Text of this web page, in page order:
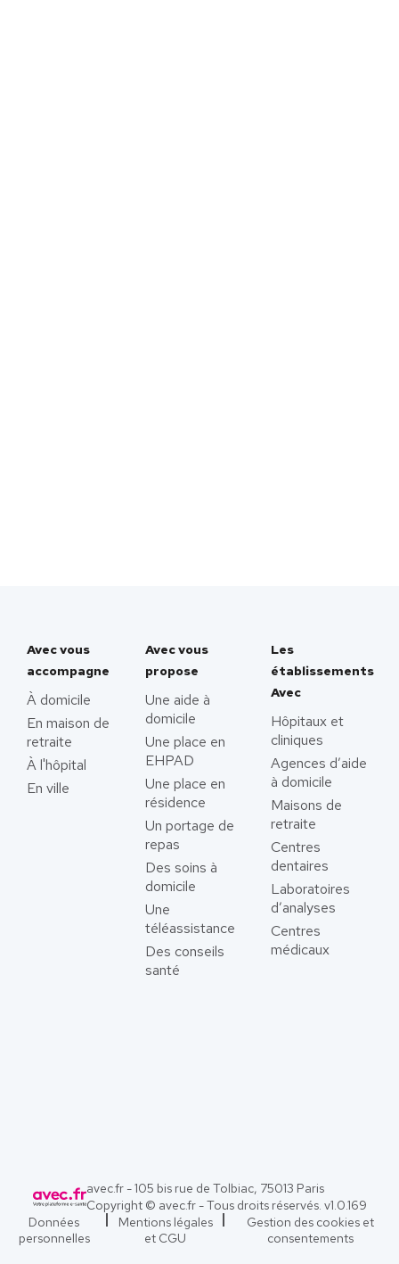
Avec vous
accompagne
À domicile
En maison de
retraite
À l'hôpital
En ville
Avec vous
propose
Une aide à
domicile
Une place en
EHPAD
Une place en
résidence
Un portage de
repas
Des soins à
domicile
Une
téléassistance
Des conseils
santé
Les
établissements
Avec
Hôpitaux et
cliniques
Agences d’aide
à domicile
Maisons de
retraite
Centres
dentaires
Laboratoires
d’analyses
Centres
médicaux
avec.fr - 105 bis rue de Tolbiac, 75013 Paris
Copyright © avec.fr - Tous droits réservés. v1.0.169
Données
personnelles
Mentions légales
et CGU
Gestion des cookies et
consentements